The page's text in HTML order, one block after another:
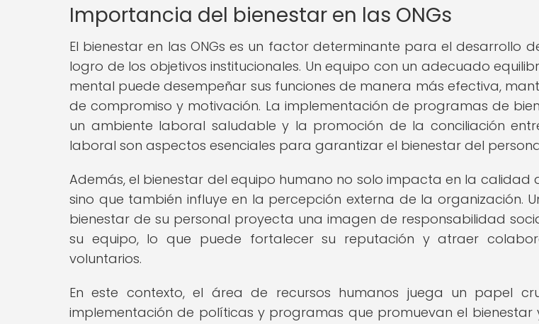
Importancia del bienestar en las ONGs
El bienestar en las ONGs es un factor determinante para el desarrollo
logro de los objetivos institucionales. Un equipo con un adecuado
mental puede desempeñar sus funciones de manera más efectiva,
de compromiso y motivación. La implementación de programas de
un ambiente laboral saludable y la promoción de la conciliación
laboral son aspectos esenciales para garantizar el bienestar del
Además, el bienestar del equipo humano no solo impacta en la calidad
sino que también influye en la percepción externa de la organización.
bienestar de su personal proyecta una imagen de responsabilidad
su equipo, lo que puede fortalecer su reputación y atraer
voluntarios.
En este contexto, el área de recursos humanos juega un papel
implementación de políticas y programas que promuevan el